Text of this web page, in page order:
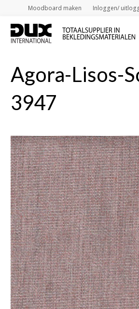
Moodboard maken Inloggen/
Agora-Lisos-
3947